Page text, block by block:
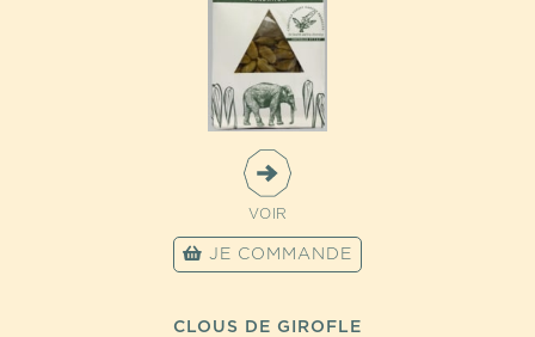
VOIR
JE COMMANDE
CLOUS DE GIROFLE